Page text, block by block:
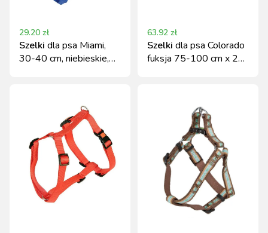
29.20 zł
Szelki dla psa Miami,
30-40 cm, niebieskie,
63.92 zł
Szelki dla psa Colorado
fuksja 75-100 cm x 25